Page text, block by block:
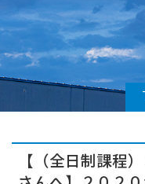
【（全日制課程